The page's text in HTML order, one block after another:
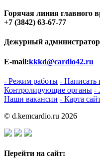
Горячая линия главного
+7 (3842) 63-67-77
Дежурный администратор
E-mail:kkkd@cardio42.ru
- Режим работы - Написать
Контролирующие органы -
Наши вакансии - Карта
© d.kemcardio.ru 2026
Перейти на сайт: